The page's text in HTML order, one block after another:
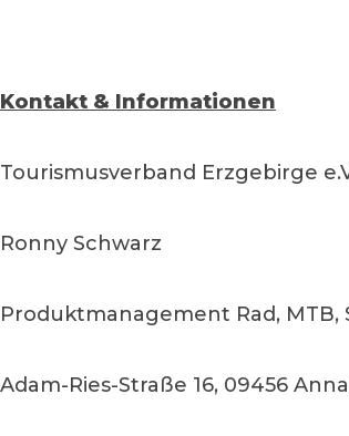
Kontakt & Informationen
Tourismusverband Erzgebirge
Ronny Schwarz
Produktmanagement Rad, MTB,
Adam-Ries-Straße 16, 09456